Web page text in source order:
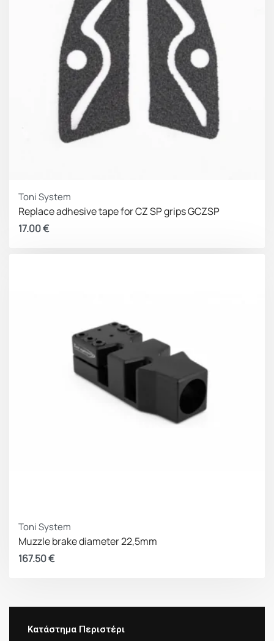
Toni System
Replace adhesive tape for CZ SP grips GCZSP
17.00€
Toni System
Muzzle brake diameter 22,5mm
167.50€
Κατάστημα Περιστέρι